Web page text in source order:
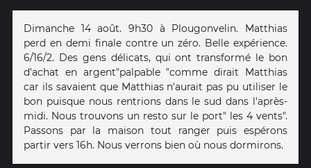
Dimanche 14 août. 9h30 à Plougonvelin. Matthias
perd en demi finale contre un zéro. Belle expérience.
6/16/2. Des gens délicats, qui ont transformé le bon
d'achat en argent"palpable "comme dirait Matthias
car ils savaient que Matthias n'aurait pas pu utiliser le
bon puisque nous rentrions dans le sud dans l'après-
midi. Nous trouvons un resto sur le port" les 4 vents".
Passons par la maison tout ranger puis espérons
partir vers 16h. Nous verrons bien où nous dormirons.